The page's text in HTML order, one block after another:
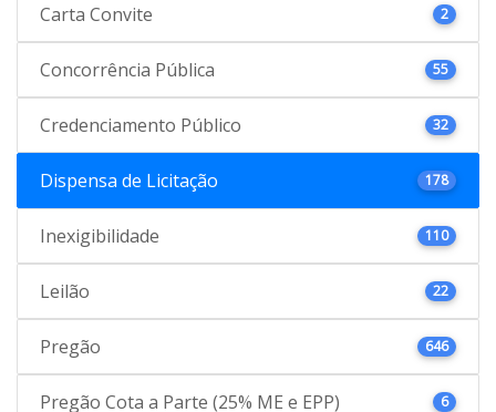
Carta Convite 2
Concorrência Pública 55
Credenciamento Público 32
Dispensa de Licitação 178
Inexigibilidade 110
Leilão 22
Pregão 646
Pregão Cota a Parte (25% ME e EPP) 6